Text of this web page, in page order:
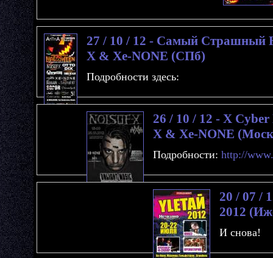
27 / 10 / 12 - Самый Страшный
X & Xe-NONE (СПб)
Подробности здесь:
26 / 10 / 12 - X
X & Xe-NONE
Подробности: http://
20 / 07 /
2012
И снова!